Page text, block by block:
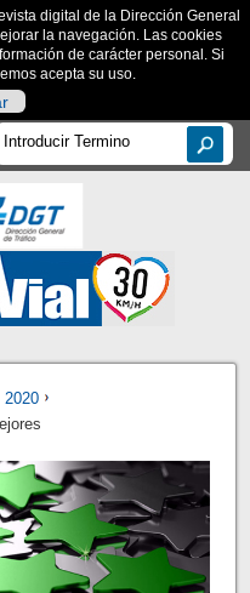
digital de la Dirección General
la navegación. Las cookies
de carácter personal. Si
acepta su uso.
2020